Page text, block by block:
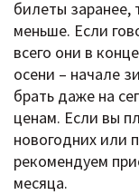
билеты заранее,
меньше. Если
всего они в
осени – начале
брать даже на
ценам. Если вы
новогодних или
рекомендуем
месяца.